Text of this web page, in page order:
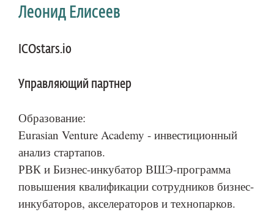
Леонид Елисеев
ICOstars.io
Управляющий партнер
Образование:
Eurasian Venture Academy - инвестиционный
анализ стартапов.
РВК и Бизнес-инкубатор ВШЭ-программа
повышения квалификации сотрудников бизнес-
инкубаторов, акселераторов и технопарков.